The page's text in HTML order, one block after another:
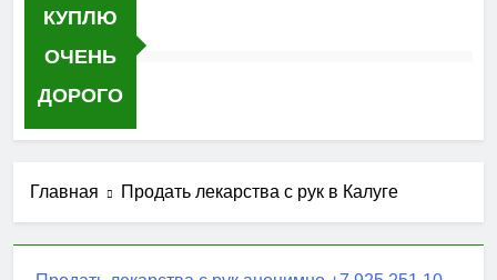
КУПЛЮ
ОЧЕНЬ
ДОРОГО
Главная Продать лекарства с рук в Калуге